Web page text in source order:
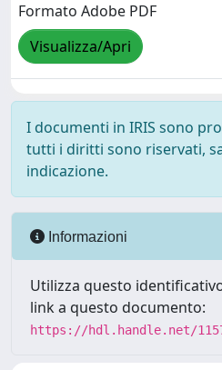
Formato Adobe PDF
Visualizza/Apri
I documenti in IRIS sono
tutti i diritti sono riservati,
indicazione.
Informazioni
Utilizza questo
link a questo documento:
https://hdl.handle.net/